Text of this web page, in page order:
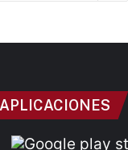
APLICACIONES